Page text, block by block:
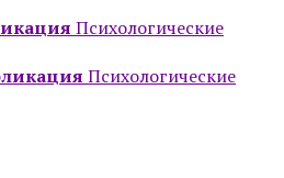
Психологические
Психологические